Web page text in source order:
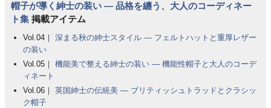
帽子が導く紳士の装い ― 品格を纏う、大人のコーディネー
ト集 掲載アイテム
Vol.04｜ 深まる秋の紳士スタイル ― フェルトハットと重厚レザー
の装い
Vol.05｜ 機能美で整える紳士の装い ― 機能性帽子と大人のコーデ
ィネート
Vol.06｜ 英国紳士の伝統美 ― ブリティッシュトラッドとクラシッ
ク帽子